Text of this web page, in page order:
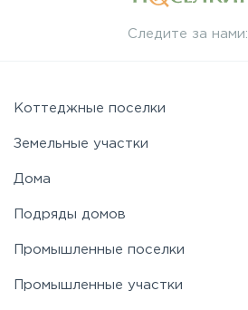
Следите за нами:
Коттеджные поселки
Земельные участки
Дома
Подряды домов
Промышленные поселки
Промышленные участки